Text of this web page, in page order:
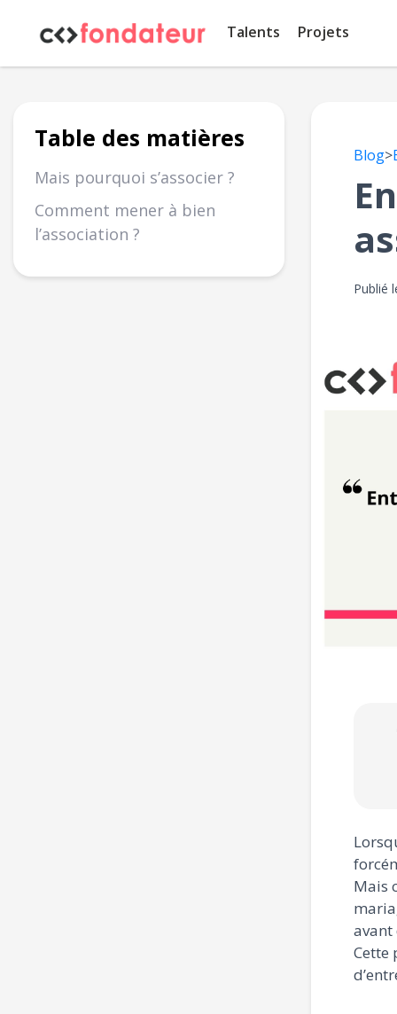
Talents Projets
Table des matières
Mais pourquoi s’associer ?
Comment mener à bien
l’association ?
Blog>
Publié
Mais
avant
Cette